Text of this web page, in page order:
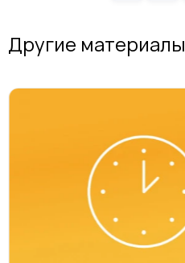
Другие материалы